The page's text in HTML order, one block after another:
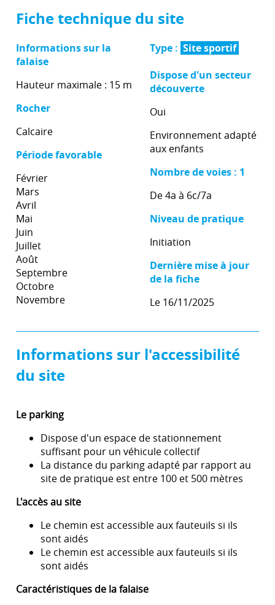
Fiche technique du site
Informations sur la
falaise
Hauteur maximale : 15 m
Rocher
Calcaire
Période favorable
Février
Mars
Avril
Mai
Juin
Juillet
Août
Septembre
Octobre
Novembre
Type : Site sportif
Dispose d'un secteur
découverte
Oui
Environnement adapté
aux enfants
Nombre de voies : 1
De 4a à 6c/7a
Niveau de pratique
Initiation
Dernière mise à jour
de la fiche
Le 16/11/2025
Informations sur l'accessibilité
du site
Le parking
Dispose d'un espace de stationnement
suffisant pour un véhicule collectif
La distance du parking adapté par rapport au
site de pratique est entre 100 et 500 mètres
L'accès au site
Le chemin est accessible aux fauteuils si ils
sont aidés
Le chemin est accessible aux fauteuils si ils
sont aidés
Caractéristiques de la falaise